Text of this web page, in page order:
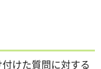
けた質問に対する